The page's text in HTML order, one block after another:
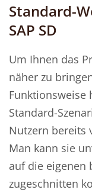
Standard-
SAP SD
Um Ihnen das
näher zu
Funktionsweise
Standard-
Nutzern bereits
Man kann sie
auf die eigenen
zugeschnitten